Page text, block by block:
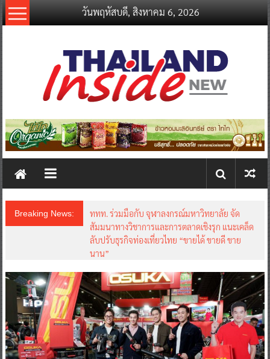
Skip
to
วันพฤหัสบดี, สิงหาคม 6, 2026
thailandinsidenew.com
Thailand
New
Breaking News:
ททท. ร่วมมือกับ จุฬาลงกรณ์มหาวิทยาลัย จัด
สัมมนาทางวิชาการและการตลาดเชิงรุก แนะเคล็ด
ลับปรับธุรกิจท่องเที่ยวไทย “ขายได้ ขายดี ขาย
นาน”